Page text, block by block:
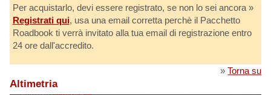
Per acquistarlo, devi essere registrato, se non lo sei ancora »
Registrati qui, usa una email corretta perchè il Pacchetto
Roadbook ti verrà invitato alla tua email di registrazione entro
24 ore dall'accredito.
»Torna su
Altimetria